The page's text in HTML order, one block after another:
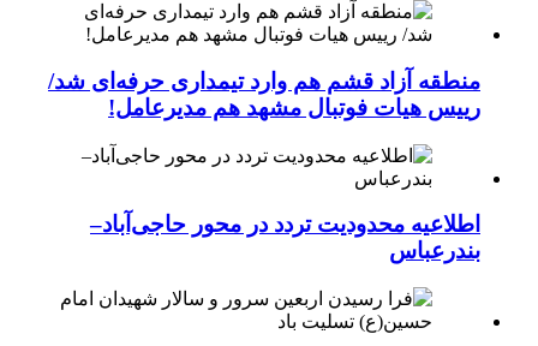
منطقه آزاد قشم هم وارد تیمداری حرفه‌ای شد/
رییس هیات فوتبال مشهد هم مدیرعامل!
اطلاعیه محدودیت تردد در محور حاجی‌آباد–
بندرعباس